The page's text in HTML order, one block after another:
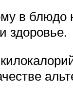
в блюдо
здоровье.